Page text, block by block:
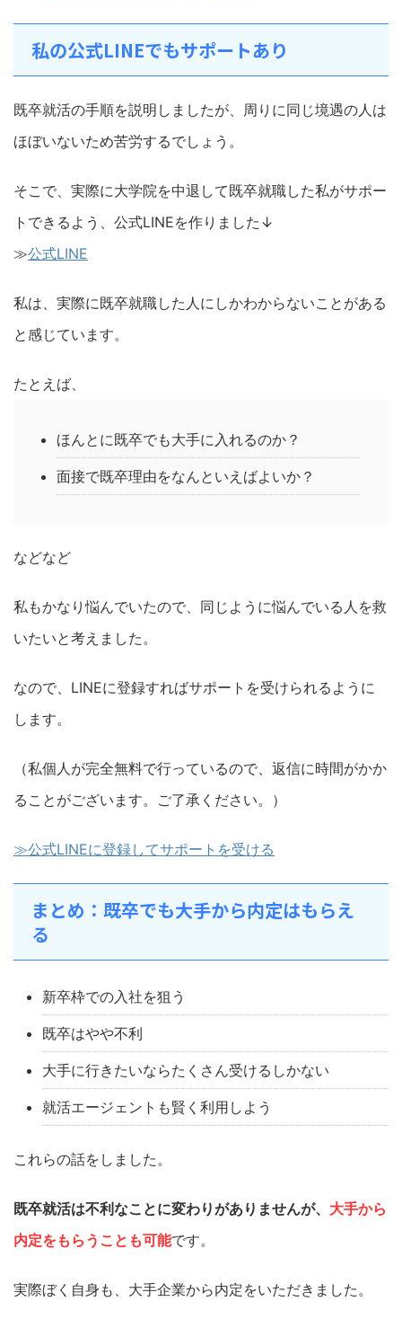
私の公式LINEでもサポートあり
既卒就活の手順を説明しましたが、周りに同じ境遇の人は
ほぼいないため苦労するでしょう。
そこで、実際に大学院を中退して既卒就職した私がサポー
トできるよう、公式LINEを作りました↓
≫公式LINE
私は、実際に既卒就職した人にしかわからないことがある
と感じています。
たとえば、
ほんとに既卒でも大手に入れるのか？
面接で既卒理由をなんといえばよいか？
などなど
私もかなり悩んでいたので、同じように悩んでいる人を救
いたいと考えました。
なので、LINEに登録すればサポートを受けられるように
します。
（私個人が完全無料で行っているので、返信に時間がかか
ることがございます。ご了承ください。）
≫公式LINEに登録してサポートを受ける
まとめ：既卒でも大手から内定はもらえ
る
新卒枠での入社を狙う
既卒はやや不利
大手に行きたいならたくさん受けるしかない
就活エージェントも賢く利用しよう
これらの話をしました。
既卒就活は不利なことに変わりがありませんが、 大手から
内定をもらうことも可能です。
実際ぼく自身も、大手企業から内定をいただきました。